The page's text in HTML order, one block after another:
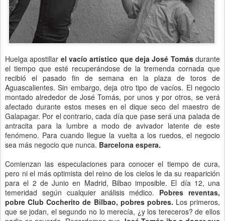
Huelga apostillar el vacío artístico que deja José Tomásdurante
el tiempo que esté recuperándose de la tremenda cornada que
recibió el pasado fin de semana en la plaza de toros de
Aguascalientes. Sin embargo, deja otro tipo de vacíos. El negocio
montado alrededor de José Tomás, por unos y por otros, se verá
afectado durante estos meses en el dique seco del maestro de
Galapagar. Por el contrario, cada día que pase será una palada de
antracita para la lumbre a modo de avivador latente de este
fenómeno. Para cuando llegue la vuelta a los ruedos, el negocio
sea más negocio que nunca. Barcelona espera.
Comienzan las especulaciones para conocer el tiempo de cura,
pero ni el más optimista del reino de los cielos le da su reaparición
para el 2 de Junio en Madrid, Bilbao imposible. El día 12, una
temeridad según cualquier análisis médico. Pobres reventas,
pobre Club Cocherito de Bilbao, pobres pobres. Los primeros,
que se jodan, el segundo no lo merecía, ¿y los tereceros? de ellos